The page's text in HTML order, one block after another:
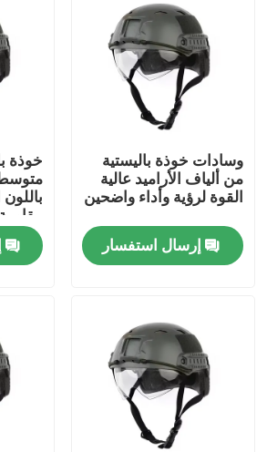
فيديوهات
جولة في المصنع
مراقبة الجودة
أخبار
اطلب اقتباس
ملابس عسكرية تكتيكية
سترة عسكرية تكتيكية مضادة للرصاص
وسادات خوذة باليستية
من ألياف الأراميد عالية
القوة لرؤية وأداء واضحين
إرسال استفسار
خوذة